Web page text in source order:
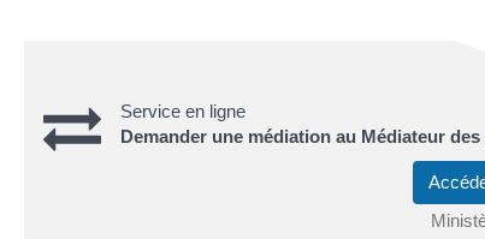
Service en ligne
Demander une médiation au Médiateur